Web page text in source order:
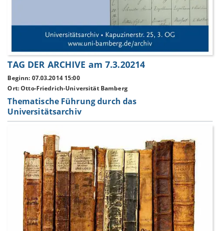
TAG DER ARCHIVE am 7.3.20214
Beginn: 07.03.2014 15:00
Ort: Otto-Friedrich-Universität Bamberg
Thematische Führung durch das
Universitätsarchiv